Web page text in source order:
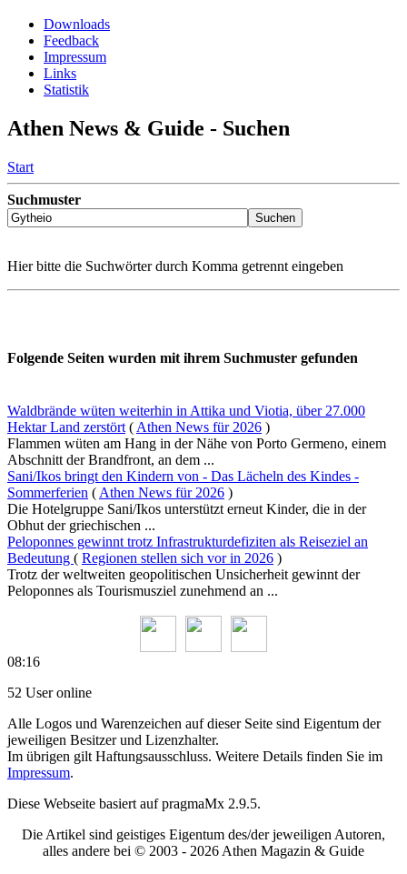
Downloads
Feedback
Impressum
Links
Statistik
Athen News & Guide - Suchen
Start
Suchmuster
Hier bitte die Suchwörter durch Komma getrennt eingeben
Folgende Seiten wurden mit ihrem Suchmuster gefunden
Waldbrände wüten weiterhin in Attika und Viotia, über 27.000
Hektar Land zerstört ( Athen News für 2026 )
Flammen wüten am Hang in der Nähe von Porto Germeno, einem
Abschnitt der Brandfront, an dem ...
Sani/Ikos bringt den Kindern von - Das Lächeln des Kindes -
Sommerferien ( Athen News für 2026 )
Die Hotelgruppe Sani/Ikos unterstützt erneut Kinder, die in der
Obhut der griechischen ...
Peloponnes gewinnt trotz Infrastrukturdefiziten als Reiseziel an
Bedeutung ( Regionen stellen sich vor in 2026 )
Trotz der weltweiten geopolitischen Unsicherheit gewinnt der
Peloponnes als Tourismusziel zunehmend an ...
08:16
52 User online
Alle Logos und Warenzeichen auf dieser Seite sind Eigentum der
jeweiligen Besitzer und Lizenzhalter.
Im übrigen gilt Haftungsausschluss. Weitere Details finden Sie im
Impressum.
Diese Webseite basiert auf pragmaMx 2.9.5.
Die Artikel sind geistiges Eigentum des/der jeweiligen Autoren,
alles andere bei © 2003 - 2026 Athen Magazin & Guide